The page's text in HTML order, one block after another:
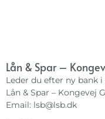
Lån & Spar –
Leder du efter ny bank
Lån & Spar – Kongevej
Email: lsb@lsb.dk